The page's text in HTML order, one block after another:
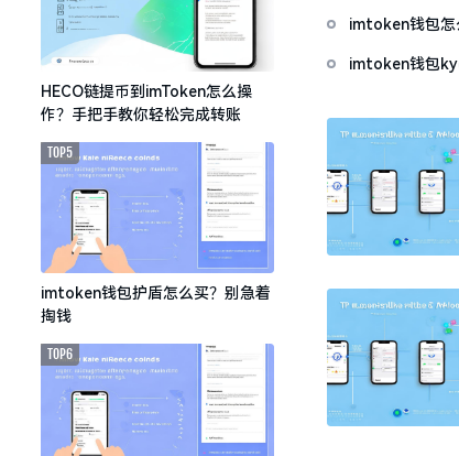
HECO链提币到imToken怎么操
作？手把手教你轻松完成转账
imtoken钱包护盾怎么买？别急着
掏钱
TOP5
TOP6
imtoken钱包怎
imtoken钱包